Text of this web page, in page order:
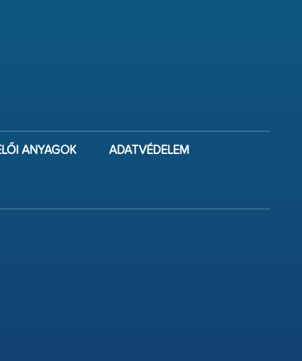
ANYAGOK ADATVÉDELEM